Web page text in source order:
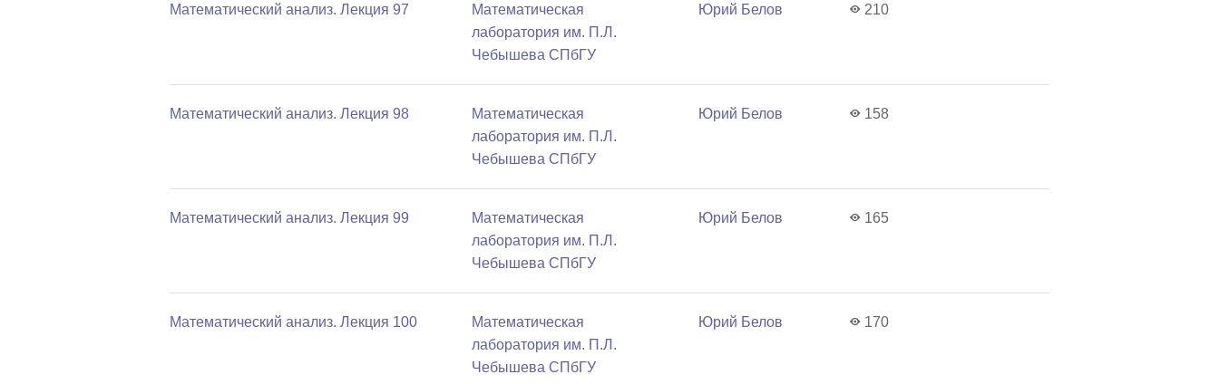
Математический анализ. Лекция 97
Математичеcкая
лаборатория им. П.Л.
Чебышева СПбГУ
Юрий Белов 210
Математический анализ. Лекция 98
Математичеcкая
лаборатория им. П.Л.
Чебышева СПбГУ
Юрий Белов 158
Математический анализ. Лекция 99
Математичеcкая
лаборатория им. П.Л.
Чебышева СПбГУ
Юрий Белов 165
Математический анализ. Лекция 100
Математичеcкая
лаборатория им. П.Л.
Чебышева СПбГУ
Юрий Белов 170